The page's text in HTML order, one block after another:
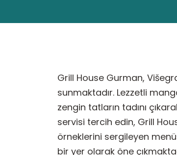
Grill House Gurman,
sunmaktadır. Lezzetli
zengin tatların tadını
servisi tercih edin, Grill
örneklerini sergileyen
bir yer olarak öne